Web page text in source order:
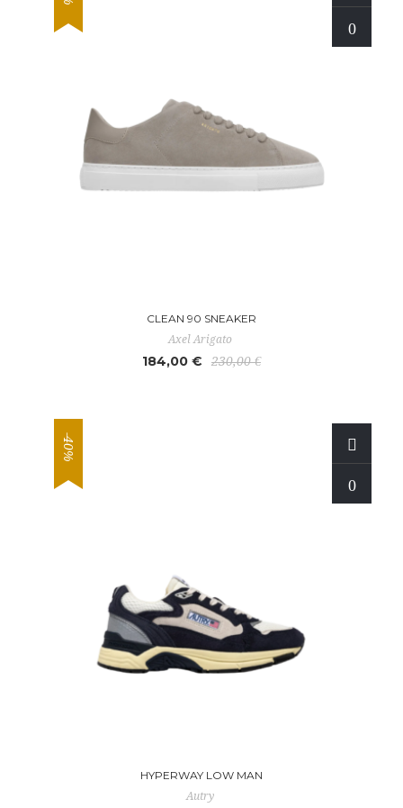
CLEAN 90 SNEAKER
Axel Arigato
184,00 € 230,00 €
-40%
HYPERWAY LOW MAN
Autry